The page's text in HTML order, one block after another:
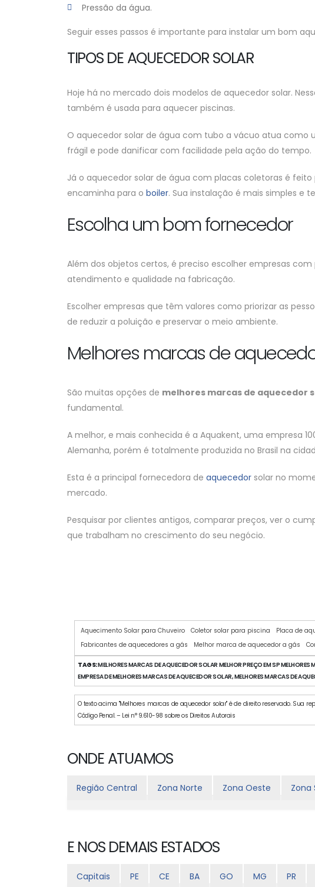
Pressão da água.
Seguir esses passos é importante para instalar um bom
TIPOS DE AQUECEDOR SOLAR
Hoje há no mercado dois modelos de aquecedor solar.
também é usada para aquecer piscinas.
O aquecedor solar de água com tubo a vácuo atua
frágil e pode danificar com facilidade pela ação do tempo.
Já o aquecedor solar de água com placas coletoras é
encaminha para o boiler. Sua instalação é mais simples e
Escolha um bom fornecedor
Além dos objetos certos, é preciso escolher empresas
atendimento e qualidade na fabricação.
Escolher empresas que têm valores como priorizar as
de reduzir a poluição e preservar o meio ambiente.
Melhores marcas de
São muitas opções de melhores marcas de aquecedor
fundamental.
A melhor, e mais conhecida é a Aquakent, uma empresa
Alemanha, porém é totalmente produzida no Brasil na
Esta é a principal fornecedora de aquecedor solar no
mercado.
Pesquisar por clientes antigos, comparar preços, ver o
que trabalham no crescimento do seu negócio.
Aquecimento Solar para Chuveiro Coletor solar para piscina Placa de
Fabricantes de aquecedores a gás
Melhor marca de aquecedor a gás
TAGS:MELHORES MARCAS DE AQUECEDOR SOLAR MELHOR PREÇO EM SP
EMPRESA DE MELHORES MARCAS DE AQUECEDOR SOLAR, MELHORES MARCAS DE
O texto acima "Melhores marcas de aquecedor solar" é de direito reservado. Sua
Código Penal. – Lei n° 9.610-98 sobre os Direitos Autorais
ONDE ATUAMOS
Região Central Zona Norte Zona Oeste Zona
E NOS DEMAIS ESTADOS
Capitais PE CE BA GO MG PR